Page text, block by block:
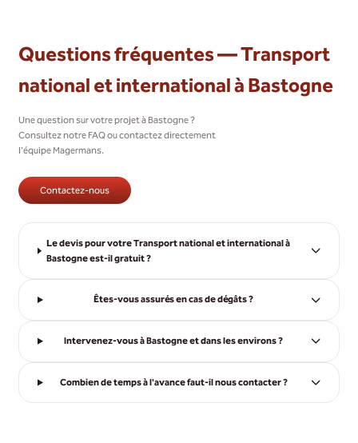
Questions fréquentes — Transport
national et international à Bastogne
Une question sur votre projet à Bastogne ?
Consultez notre FAQ ou contactez directement
l'équipe Magermans.
Contactez-nous
Le devis pour votre Transport national et international à
Bastogne est-il gratuit ?
Êtes-vous assurés en cas de dégâts ?
Intervenez-vous à Bastogne et dans les environs ?
Combien de temps à l'avance faut-il nous contacter ?